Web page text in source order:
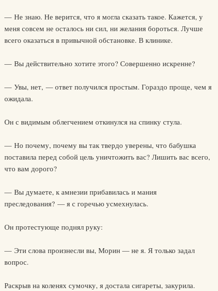
— Не знаю. Не верится, что я могла сказать такое. Кажется, у
меня совсем не осталось ни сил, ни желания бороться. Лучше
всего оказаться в привычной обстановке. В клинике.
— Вы действительно хотите этого? Совершенно искренне?
— Увы, нет, — ответ получился простым. Гораздо проще, чем я
ожидала.
Он с видимым облегчением откинулся на спинку стула.
— Но почему, почему вы так твердо уверены, что бабушка
поставила перед собой цель уничтожить вас? Лишить вас всего,
что вам дорого?
— Вы думаете, к амнезии прибавилась и мания
преследования? — я с горечью усмехнулась.
Он протестующе поднял руку:
— Эти слова произнесли вы, Морин — не я. Я только задал
вопрос.
Раскрыв на коленях сумочку, я достала сигареты, закурила.